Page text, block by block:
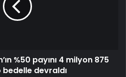
%50 payını 4 milyon 875
bedelle devraldı